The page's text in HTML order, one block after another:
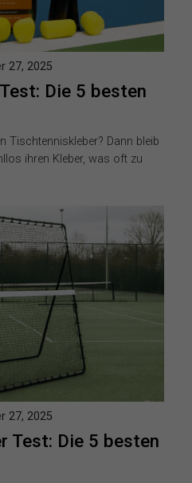
Die 5 besten
27, 2025
Tischtenniskleber? Dann bleib
ihren Kleber, was oft zu
Test: Die 5 besten
27, 2025